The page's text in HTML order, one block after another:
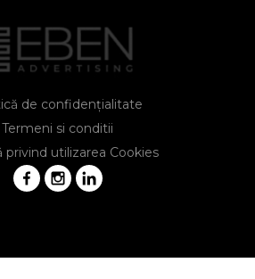
de confidențialitate
Termeni si conditii
privind utilizarea Cookies